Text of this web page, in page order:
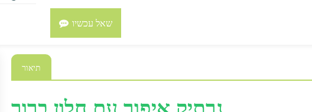
שאל עכשיו
תיאור